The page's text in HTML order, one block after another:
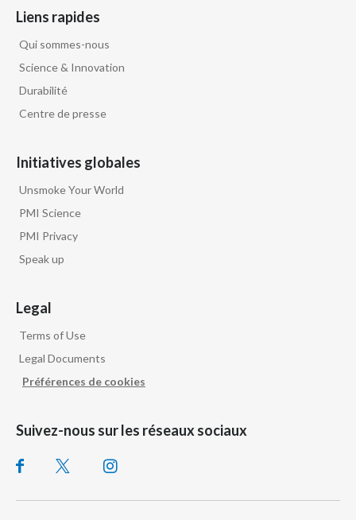
Liens rapides
Qui sommes-nous
Science & Innovation
Durabilité
Centre de presse
Initiatives globales
Unsmoke Your World
PMI Science
PMI Privacy
Speak up
Legal
Terms of Use
Legal Documents
Préférences de cookies
Suivez-nous sur les réseaux sociaux